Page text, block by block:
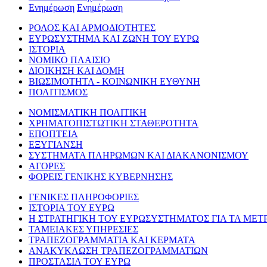
Ενημέρωση Ενημέρωση
ΡΟΛΟΣ ΚΑΙ ΑΡΜΟΔΙΟΤΗΤΕΣ
ΕΥΡΩΣΥΣΤΗΜΑ ΚΑΙ ΖΩΝΗ ΤΟΥ ΕΥΡΩ
ΙΣΤΟΡΙΑ
ΝΟΜΙΚΟ ΠΛΑΙΣΙΟ
ΔΙΟΙΚΗΣΗ ΚΑΙ ΔΟΜΗ
ΒΙΩΣΙΜΟΤΗΤΑ - ΚΟΙΝΩΝΙΚΗ ΕΥΘΥΝΗ
ΠΟΛΙΤΙΣΜΟΣ
ΝΟΜΙΣΜΑΤΙΚΗ ΠΟΛΙΤΙΚΗ
ΧΡΗΜΑΤΟΠΙΣΤΩΤΙΚΗ ΣΤΑΘΕΡΟΤΗΤΑ
ΕΠΟΠΤΕΙΑ
ΕΞΥΓΙΑΝΣΗ
ΣΥΣΤΗΜΑΤΑ ΠΛΗΡΩΜΩΝ ΚΑΙ ΔΙΑΚΑΝΟΝΙΣΜΟΥ
ΑΓΟΡΕΣ
ΦΟΡΕΙΣ ΓΕΝΙΚΗΣ ΚΥΒΕΡΝΗΣΗΣ
ΓΕΝΙΚΕΣ ΠΛΗΡΟΦΟΡΙΕΣ
ΙΣΤΟΡΙΑ ΤΟΥ ΕΥΡΩ
Η ΣΤΡΑΤΗΓΙΚΗ ΤΟΥ ΕΥΡΩΣΥΣΤΗΜΑΤΟΣ ΓΙΑ ΤΑ
ΤΑΜΕΙΑΚΕΣ ΥΠΗΡΕΣΙΕΣ
ΤΡΑΠΕΖΟΓΡΑΜΜΑΤΙΑ ΚΑΙ ΚΕΡΜΑΤΑ
ΑΝΑΚΥΚΛΩΣΗ ΤΡΑΠΕΖΟΓΡΑΜΜΑΤΙΩΝ
ΠΡΟΣΤΑΣΙΑ ΤΟΥ ΕΥΡΩ